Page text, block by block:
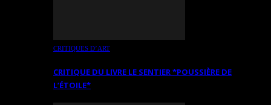
CRITIQUES D’ART
CRITIQUE DU LIVRE LE SENTIER *POUSSIÈRE DE
L’ÉTOILE*